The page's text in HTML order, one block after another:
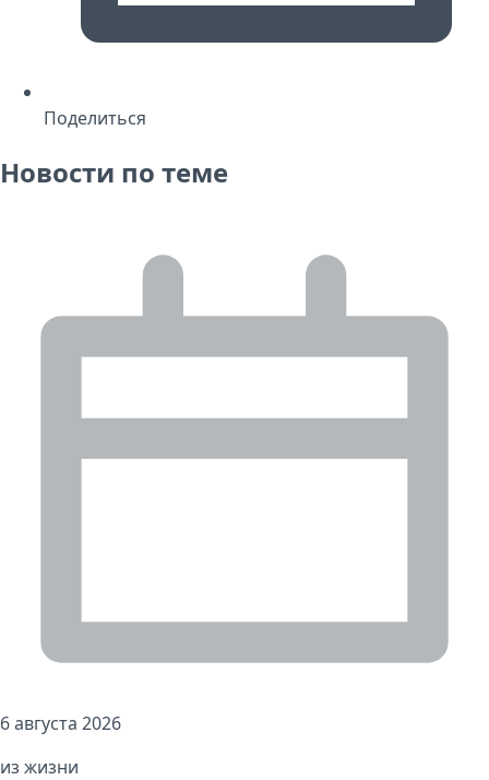
Поделиться
Новости по теме
6 августа 2026
из жизни